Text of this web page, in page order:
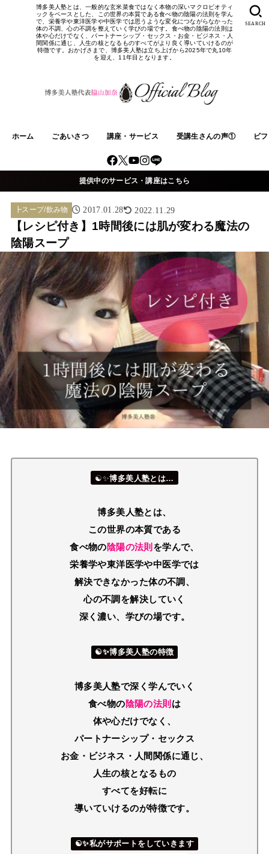
博多美人塾とは、一般的な玄米菜食ではなく本物の深いマクロビオティ
ックをベースとした、この世界の本質である食べ物の陰陽の法則を学ん
で、栄養学や東洋医学や中医学では思うような変化につながらなかった
体の不調、心の不調を整えていく学びの場です。食べ物の陰陽の法則は
体や心だけでなく、パートナーシップ・セックス・お金・ビジネス・人
間関係に通じ、人生の核となるものすべてがより良く導いていけるのが
特徴です。おかげさまで、博多美人塾は立ち上げから2025年で丸10年
を迎え、11年目となります。
ホーム ごあいさつ 講座・サービス 受講生さんの声① ビ
SEARCH
提供中のサービス・講座はこちら
┣スープ/飲み物 2017.01.28 2022.11.29
【レシピ付き】1時間後には肌が変わる魔法の
陰陽スープ
☯✨博多美人塾とは…
博多美人塾とは、
この世界の本質である
食べ物の陰陽の法則 を学んで、
栄養学や東洋医学や中医学では
解決できなかった体の不調、
心の不調を解決していく
深く濃い、学びの場です。
☯✨博多美人塾の特徴
博多美人塾で深く学んでいく
食べ物の陰陽の法則 は
体や心だけでなく、
パートナーシップ・セックス
お金・ビジネス ・人間関係に通じ、
人生の核となるもの
すべてを好転に
導いていけるのが特徴です。
☯✨私がサポートをしていきます